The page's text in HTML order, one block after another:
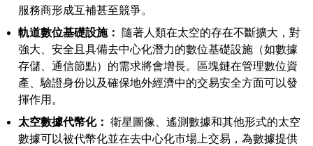
服務商形成互補甚至競爭。
軌道數位基礎設施：
隨著人類在太空的存在不斷擴大，對
強大、安全且具備去中心化潛力的數位基礎設施（如數據
存儲、通信節點）的需求將會增長。區塊鏈在管理數位資
產、驗證身份以及確保地外經濟中的交易安全方面可以發
揮作用。
太空數據代幣化： 衛星圖像、遙測數據和其他形式的太空
數據可以被代幣化並在去中心化市場上交易，為數據提供